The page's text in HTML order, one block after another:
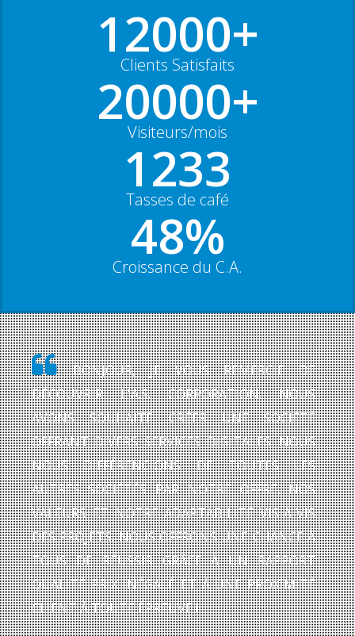
12000+
Clients Satisfaits
20000+
Visiteurs/mois
1233
Tasses de café
48%
Croissance du C.A.
BONJOUR, JE VOUS REMERCIE DE
DÉCOUVRIR L'A.S. CORPORATION. NOUS
AVONS SOUHAITÉ CRÉER UNE SOCIÉTÉ
OFFRANT DIVERS SERVICES DIGITALES. NOUS
NOUS DIFFÉRENCIONS DE TOUTES LES
AUTRES SOCIÉTÉS PAR NOTRE OFFRE, NOS
VALEURS ET NOTRE ADAPTABILITÉ VIS-À-VIS
DES PROJETS. NOUS OFFRONS UNE CHANCE À
TOUS DE RÉUSSIR GRÂCE À UN RAPPORT
QUALITÉ PRIX INÉGALÉ ET À UNE PROXIMITÉ
CLIENT À TOUTE ÉPREUVE !